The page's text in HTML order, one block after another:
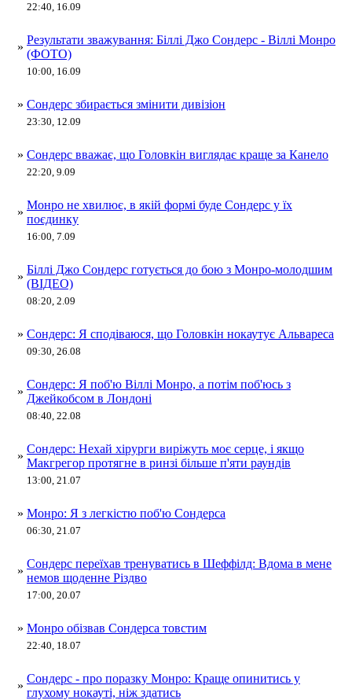
22:40, 16.09
»
Результати зважування: Біллі Джо Сондерс - Віллі Монро
(ФОТО)
10:00, 16.09
» Сондерс збирається змінити дивізіон
23:30, 12.09
» Сондерс вважає, що Головкін виглядає краще за Канело
22:20, 9.09
»
Монро не хвилює, в якій формі буде Сондерс у їх
поєдинку
16:00, 7.09
»
Біллі Джо Сондерс готується до бою з Монро-молодшим
(ВІДЕО)
08:20, 2.09
» Сондерс: Я сподіваюся, що Головкін нокаутує Альвареса
09:30, 26.08
»
Сондерс: Я поб'ю Віллі Монро, а потім поб'юсь з
Джейкобсом в Лондоні
08:40, 22.08
»
Сондерс: Нехай хірурги виріжуть моє серце, і якщо
Макгрегор протягне в ринзі більше п'яти раундів
13:00, 21.07
» Монро: Я з легкістю поб'ю Сондерса
06:30, 21.07
»
Сондерс переїхав тренуватись в Шеффілд: Вдома в мене
немов щоденне Різдво
17:00, 20.07
» Монро обізвав Сондерса товстим
22:40, 18.07
»
Сондерс - про поразку Монро: Краще опинитись у
глухому нокауті, ніж здатись